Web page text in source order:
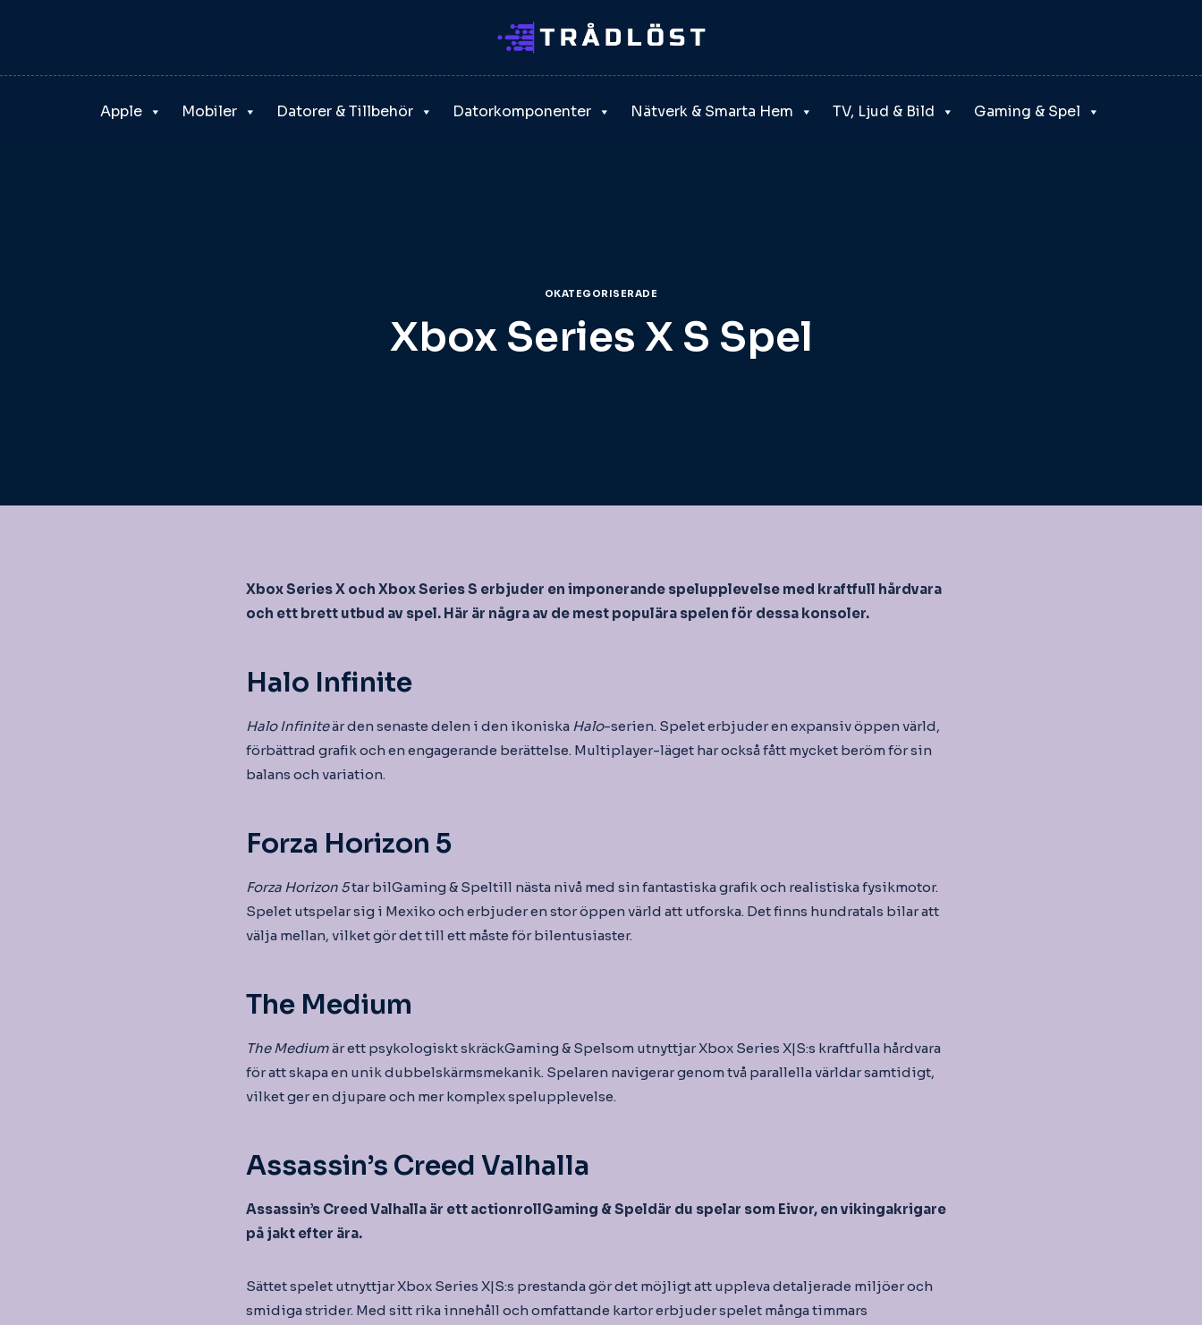
Apple Mobiler Datorer & Tillbehör Datorkomponenter Nätverk & Smarta Hem TV, Ljud & Bild Gaming & Spel
OKATEGORISERADE
Xbox Series X S Spel
Xbox Series X och Xbox Series S erbjuder en imponerande spelupplevelse med kraftfull hårdvara
och ett brett utbud av spel. Här är några av de mest populära spelen för dessa konsoler.
Halo Infinite
Halo Infiniteär den senaste delen i den ikoniska Halo-serien. Spelet erbjuder en expansiv öppen värld,
förbättrad grafik och en engagerande berättelse. Multiplayer-läget har också fått mycket beröm för sin
balans och variation.
Forza Horizon 5
Forza Horizon 5tar bilGaming & Speltill nästa nivå med sin fantastiska grafik och realistiska fysikmotor.
Spelet utspelar sig i Mexiko och erbjuder en stor öppen värld att utforska. Det finns hundratals bilar att
välja mellan, vilket gör det till ett måste för bilentusiaster.
The Medium
The Mediumär ett psykologiskt skräckGaming & Spelsom utnyttjar Xbox Series X|S:s kraftfulla hårdvara
för att skapa en unik dubbelskärmsmekanik. Spelaren navigerar genom två parallella världar samtidigt,
vilket ger en djupare och mer komplex spelupplevelse.
Assassin’s Creed Valhalla
Assassin’s Creed Valhalla är ett actionrollGaming & Speldär du spelar som Eivor, en vikingakrigare
på jakt efter ära.
Sättet spelet utnyttjar Xbox Series X|S:s prestanda gör det möjligt att uppleva detaljerade miljöer och
smidiga strider. Med sitt rika innehåll och omfattande kartor erbjuder spelet många timmars